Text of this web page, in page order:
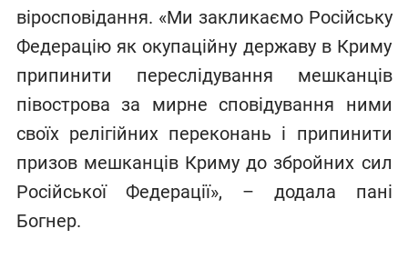
віросповідання. «Ми закликаємо Російську
Федерацію як окупаційну державу в Криму
припинити переслідування мешканців
півострова за мирне сповідування ними
своїх релігійних переконань і припинити
призов мешканців Криму до збройних сил
Російської Федерації», – додала пані
Богнер.